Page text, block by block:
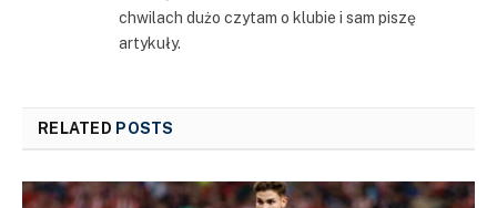
chwilach dużo czytam o klubie i sam piszę
artykuły.
RELATED POSTS